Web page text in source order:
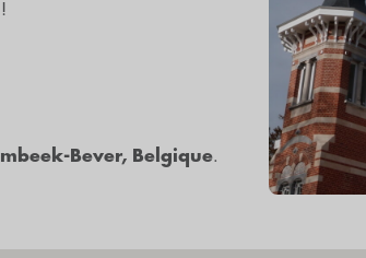
Bever, Belgique.